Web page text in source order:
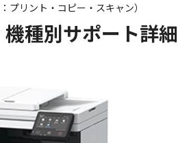
機種別サポート詳細
プリント・コピー・スキャン）